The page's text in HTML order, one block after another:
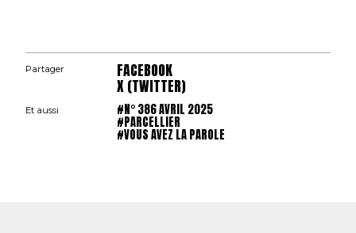
Partager FACEBOOK
X (TWITTER)
Et aussi #N° 386 AVRIL 2025
#PARCELLIER
#VOUS AVEZ LA PAROLE